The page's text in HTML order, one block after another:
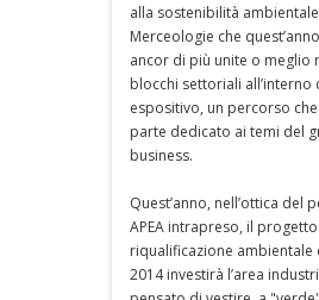
alla sostenibilità
Merceologie che
ancor di più unite o meglio
blocchi settoriali
espositivo, un percorso
parte dedicato ai temi del
business.
Quest’anno, nell’ottica del
APEA intrapreso, il
riqualificazione ambientale
2014 investirà l’area